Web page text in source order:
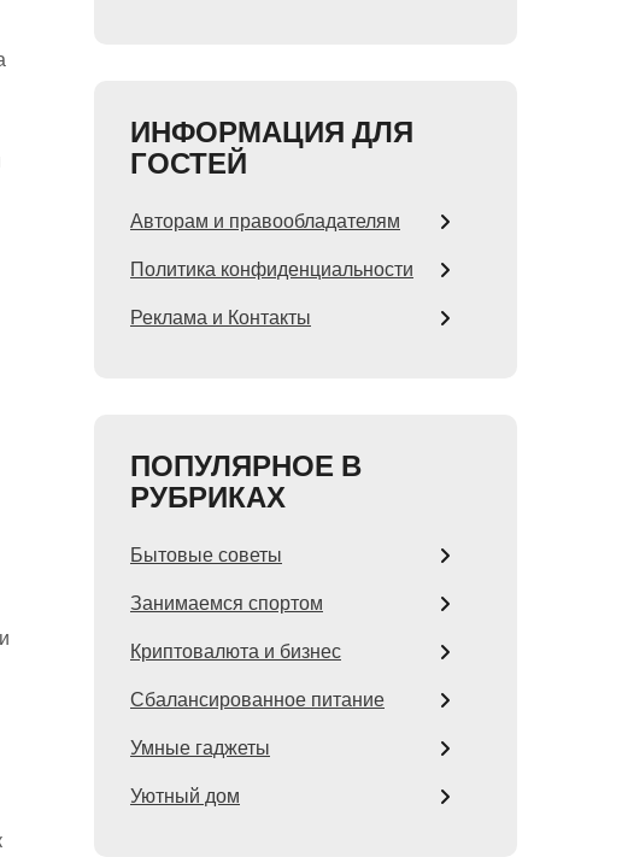
ИНФОРМАЦИЯ ДЛЯ
ГОСТЕЙ
Авторам и правообладателям
Политика конфиденциальности
Реклама и Контакты
ПОПУЛЯРНОЕ В
РУБРИКАХ
Бытовые советы
Занимаемся спортом
Криптовалюта и бизнес
Сбалансированное питание
Умные гаджеты
Уютный дом